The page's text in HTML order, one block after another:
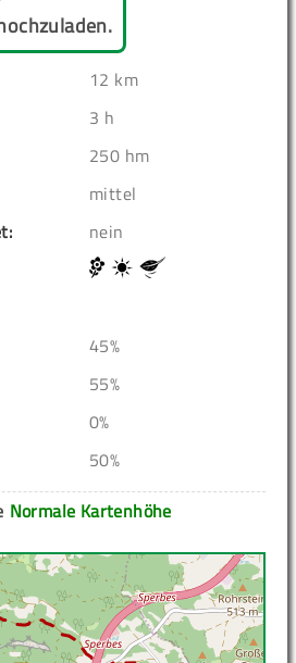
12 km
3 h
250 hm
mittel
nein
45%
55%
0%
50%
Normale Kartenhöhe